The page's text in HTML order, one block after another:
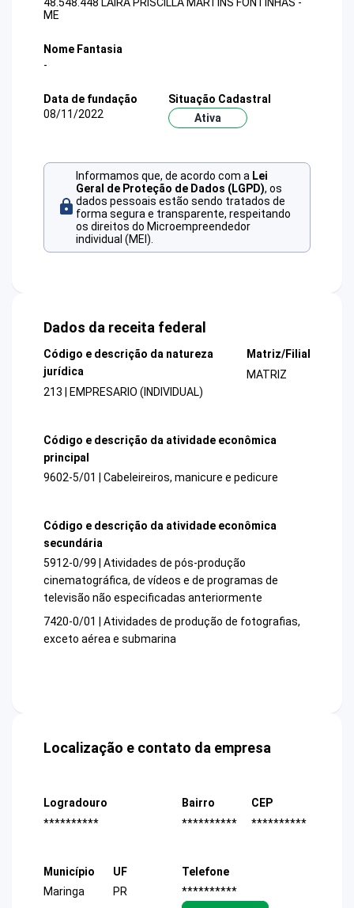
ME
Nome Fantasia
-
Data de fundação
08/11/2022
Situação Cadastral
Ativa
Informamos que, de acordo com a Lei
Geral de Proteção de Dados (LGPD), os
dados pessoais estão sendo tratados de
forma segura e transparente, respeitando
os direitos do Microempreendedor
individual (MEI).
Dados da receita federal
Código e descrição da natureza
jurídica
213 | EMPRESARIO (INDIVIDUAL)
Matriz/Filial
MATRIZ
Código e descrição da atividade econômica
principal
9602-5/01 | Cabeleireiros, manicure e pedicure
Código e descrição da atividade econômica
secundária
5912-0/99 | Atividades de pós-produção
cinematográfica, de vídeos e de programas de
televisão não especificadas anteriormente
7420-0/01 | Atividades de produção de fotografias,
exceto aérea e submarina
Localização e contato da empresa
Logradouro
**********
Bairro
**********
CEP
**********
Município
Maringa
UF
PR
Telefone
**********